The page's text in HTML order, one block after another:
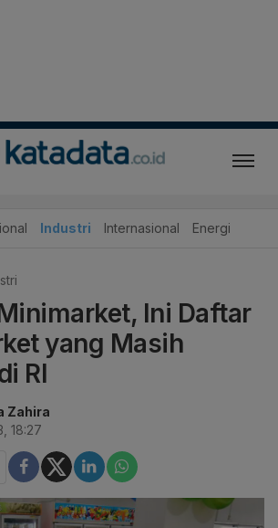
Industri Internasional Energi
Ini Daftar
yang Masih
RI
Zahira
18:27